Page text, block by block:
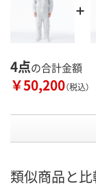
4点の合計金額
￥50,200（税込）
類似商品と比